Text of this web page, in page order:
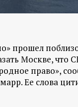
прошел
Москве, что
право»,
Ее слова